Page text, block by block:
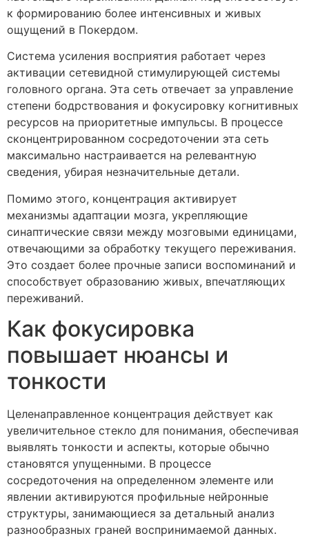
к формированию более интенсивных и живых
ощущений в Покердом.
Система усиления восприятия работает через
активации сетевидной стимулирующей системы
головного органа. Эта сеть отвечает за управление
степени бодрствования и фокусировку когнитивных
ресурсов на приоритетные импульсы. В процессе
сконцентрированном сосредоточении эта сеть
максимально настраивается на релевантную
сведения, убирая незначительные детали.
Помимо этого, концентрация активирует
механизмы адаптации мозга, укрепляющие
синаптические связи между мозговыми единицами,
отвечающими за обработку текущего переживания.
Это создает более прочные записи воспоминаний и
способствует образованию живых, впечатляющих
переживаний.
Как фокусировка
повышает нюансы и
тонкости
Целенаправленное концентрация действует как
увеличительное стекло для понимания, обеспечивая
выявлять тонкости и аспекты, которые обычно
становятся упущенными. В процессе
сосредоточения на определенном элементе или
явлении активируются профильные нейронные
структуры, занимающиеся за детальный анализ
разнообразных граней воспринимаемой данных.